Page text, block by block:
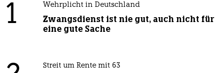
1 Wehrplicht in Deutschland
Zwangsdienst ist nie gut, auch nicht für
eine gute Sache
Streit um Rente mit 63